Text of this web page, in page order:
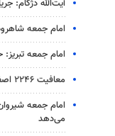
آیت‌الله دژکام:
امام جمعه
امام جمعه
معافیت ۲۲۴۶ اصفهانی از اهدای خون به دلیل سابقه حجامت
امام جمعه
می‌دهد